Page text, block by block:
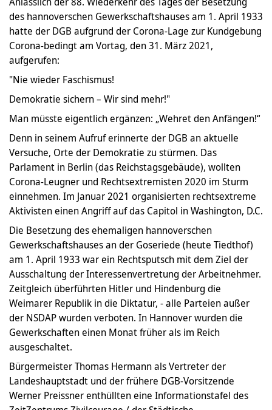
des hannoverschen Gewerkschaftshauses am 1. April 1933
hatte der DGB aufgrund der Corona-Lage zur Kundgebung
Corona-bedingt am Vortag, den 31. März 2021,
aufgerufen:
"Nie wieder Faschismus!
Demokratie sichern – Wir sind mehr!"
Man müsste eigentlich ergänzen: „Wehret den Anfängen!“
Denn in seinem Aufruf erinnerte der DGB an aktuelle
Versuche, Orte der Demokratie zu stürmen. Das
Parlament in Berlin (das Reichstagsgebäude), wollten
Corona-Leugner und Rechtsextremisten 2020 im Sturm
einnehmen. Im Januar 2021 organisierten rechtsextreme
Aktivisten einen Angriff auf das Capitol in Washington, D.C.
Die Besetzung des ehemaligen hannoverschen
Gewerkschaftshauses an der Goseriede (heute Tiedthof)
am 1. April 1933 war ein Rechtsputsch mit dem Ziel der
Ausschaltung der Interessenvertretung der Arbeitnehmer.
Zeitgleich überführten Hitler und Hindenburg die
Weimarer Republik in die Diktatur, - alle Parteien außer
der NSDAP wurden verboten. In Hannover wurden die
Gewerkschaften einen Monat früher als im Reich
ausgeschaltet.
Bürgermeister Thomas Hermann als Vertreter der
Landeshauptstadt und der frühere DGB-Vorsitzende
Werner Preissner enthüllten eine Informationstafel des